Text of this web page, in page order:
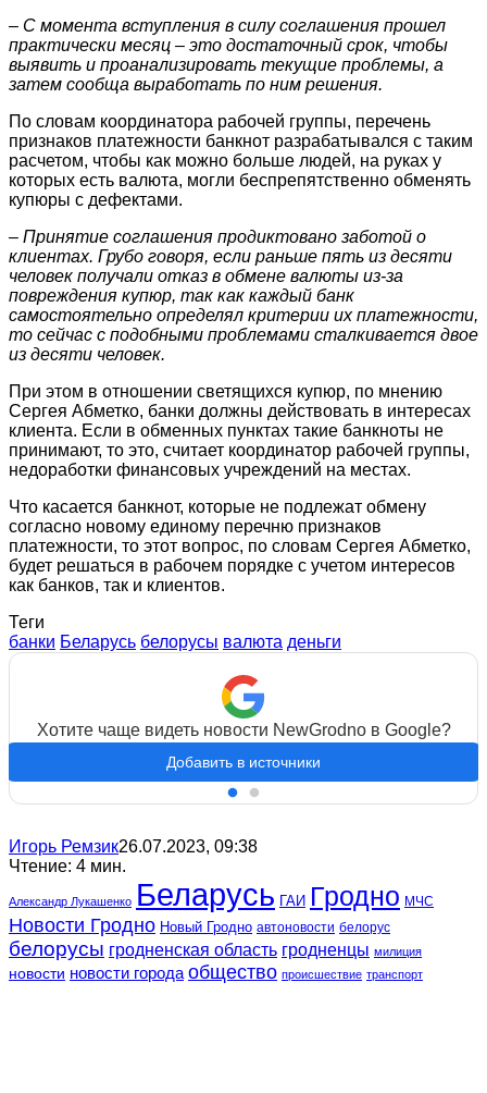
– С момента вступления в силу соглашения прошел
практически месяц – это достаточный срок, чтобы
выявить и проанализировать текущие проблемы, а
затем сообща выработать по ним решения.
По словам координатора рабочей группы, перечень
признаков платежности банкнот разрабатывался с таким
расчетом, чтобы как можно больше людей, на руках у
которых есть валюта, могли беспрепятственно обменять
купюры с дефектами.
– Принятие соглашения продиктовано заботой о
клиентах. Грубо говоря, если раньше пять из десяти
человек получали отказ в обмене валюты из-за
повреждения купюр, так как каждый банк
самостоятельно определял критерии их платежности,
то сейчас с подобными проблемами сталкивается двое
из десяти человек.
При этом в отношении светящихся купюр, по мнению
Сергея Абметко, банки должны действовать в интересах
клиента. Если в обменных пунктах такие банкноты не
принимают, то это, считает координатор рабочей группы,
недоработки финансовых учреждений на местах.
Что касается банкнот, которые не подлежат обмену
согласно новому единому перечню признаков
платежности, то этот вопрос, по словам Сергея Абметко,
будет решаться в рабочем порядке с учетом интересов
как банков, так и клиентов.
Теги
банки Беларусь белорусы валюта деньги
Хотите чаще видеть новости NewGrodno в Google?
Добавить в источники
Игорь Ремзик26.07.2023, 09:38
Чтение: 4 мин.
Александр Лукашенко Беларусь ГАИ Гродно МЧС
Новости Гродно Новый Гродно автоновости белорус
белорусы гродненская область гродненцы милиция
новости новости города общество происшествие транспорт